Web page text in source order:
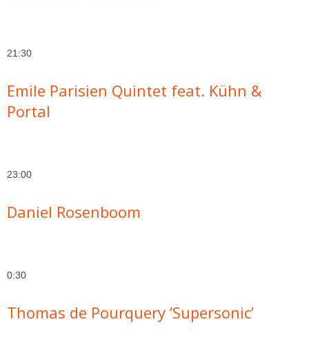
21:30
Emile Parisien Quintet feat. Kühn &
Portal
23:00
Daniel Rosenboom
0:30
Thomas de Pourquery ‘Supersonic’